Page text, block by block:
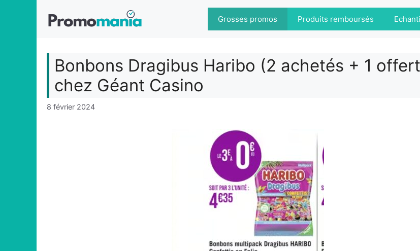
Grosses promos Produits remboursés
Bonbons Dragibus Haribo (2 achetés + 1
chez Géant Casino
8 février 2024